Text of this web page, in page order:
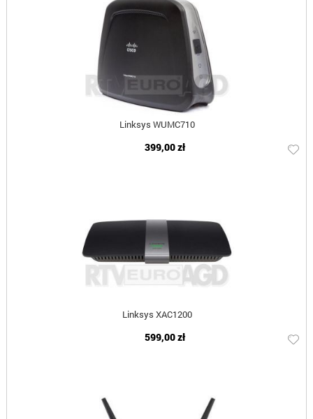
Linksys WUMC710
399,00 zł
Linksys XAC1200
599,00 zł